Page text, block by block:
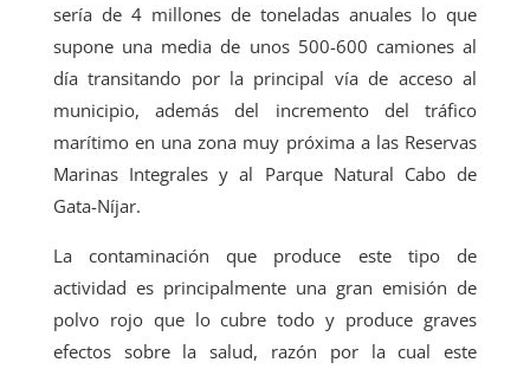
sería de 4 millones de toneladas anuales lo que
supone una media de unos 500-600 camiones al
día transitando por la principal vía de acceso al
municipio, además del incremento del tráfico
marítimo en una zona muy próxima a las Reservas
Marinas Integrales y al Parque Natural Cabo de
Gata-Níjar.
La contaminación que produce este tipo de
actividad es principalmente una gran emisión de
polvo rojo que lo cubre todo y produce graves
efectos sobre la salud, razón por la cual este